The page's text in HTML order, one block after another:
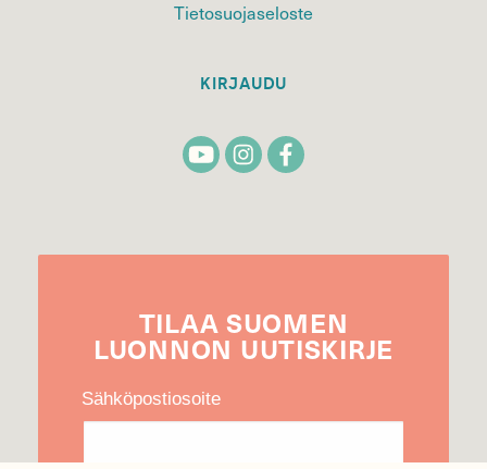
Tietosuojaseloste
KIRJAUDU
TILAA SUOMEN
LUONNON UUTIS­KIRJE
Sähköpostiosoite